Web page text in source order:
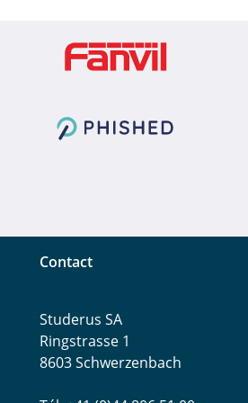
Contact
Studerus SA
Ringstrasse 1
8603 Schwerzenbach